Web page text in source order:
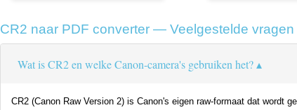
CR2 naar PDF converter — Veelgestelde
Wat is CR2 en welke Canon-camera's gebruiken het?
CR2 (Canon Raw Version 2) is Canon's eigen raw-formaat dat wordt